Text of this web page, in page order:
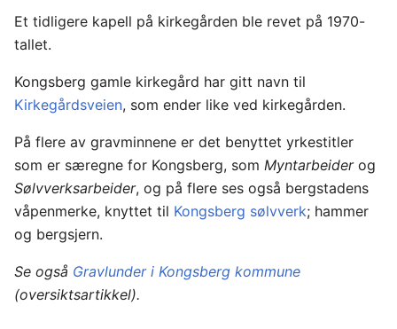
Et tidligere kapell på kirkegården ble revet på 1970-
tallet.
Kongsberg gamle kirkegård har gitt navn til
Kirkegårdsveien, som ender like ved kirkegården.
På flere av gravminnene er det benyttet yrkestitler
som er særegne for Kongsberg, som Myntarbeiderog
Sølvverksarbeider, og på flere ses også bergstadens
våpenmerke, knyttet til Kongsberg sølvverk; hammer
og bergsjern.
Se også Gravlunder i Kongsberg kommune
(oversiktsartikkel).